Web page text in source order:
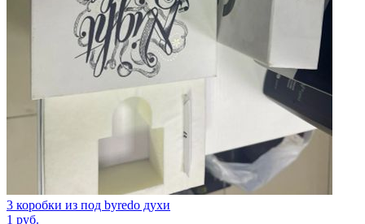
3 коробки из под byredo духи
1 руб.